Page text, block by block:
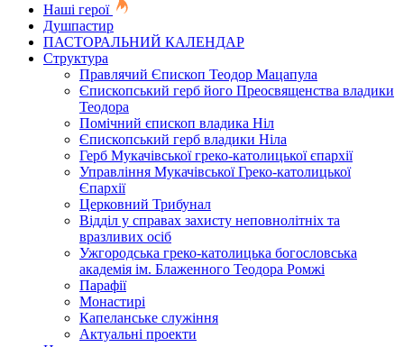
Наші герої
Душпастир
ПАСТОРАЛЬНИЙ КАЛЕНДАР
Структура
Правлячий Єпископ Теодор Мацапула
Єпископський герб його Преосвященства владики
Теодора
Помічний єпископ владика Ніл
Єпископський герб владики Ніла
Герб Мукачівської греко-католицької єпархії
Управління Мукачівської Греко-католицької
Єпархії
Церковний Трибунал
Відділ у справах захисту неповнолітніх та
вразливих осіб
Ужгородська греко-католицька богословська
академія ім. Блаженного Теодора Ромжі
Парафії
Монастирі
Капеланське служіння
Актуальні проекти